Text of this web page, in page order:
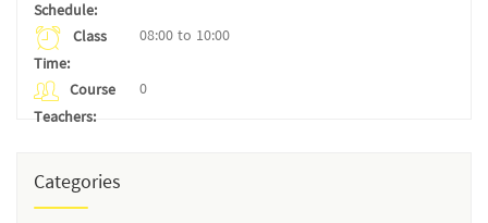
Schedule:
Class
Time:
08:00 to 10:00
Course
Teachers:
0
Categories